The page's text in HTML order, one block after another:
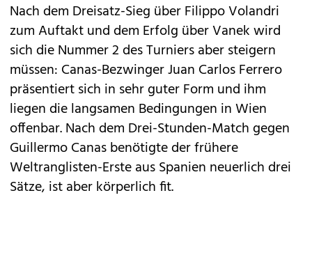
Nach dem Dreisatz-Sieg über Filippo Volandri
zum Auftakt und dem Erfolg über Vanek wird
sich die Nummer 2 des Turniers aber steigern
müssen: Canas-Bezwinger Juan Carlos Ferrero
präsentiert sich in sehr guter Form und ihm
liegen die langsamen Bedingungen in Wien
offenbar. Nach dem Drei-Stunden-Match gegen
Guillermo Canas benötigte der frühere
Weltranglisten-Erste aus Spanien neuerlich drei
Sätze, ist aber körperlich fit.